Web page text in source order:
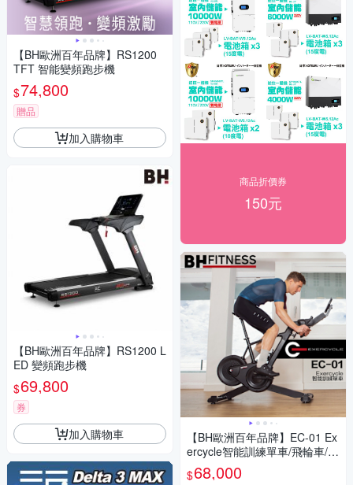
【BH歐洲百年品牌】RS1200
TFT 智能變頻跑步機
$74,800
贈品
加入購物車
【BH歐洲百年品牌】RS1200 L
ED 變頻跑步機
$69,800
券
加入購物車
商品折價券
150元
【BH歐洲百年品牌】EC-01 Ex
ercycle智能訓練單車/飛輪車/公
路車
$68,000